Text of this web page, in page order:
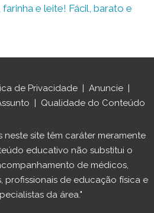
farinha e leite! Fácil, barato e
de Privacidade | Anuncie |
| Qualidade do Conteúdo
neste site têm caráter meramente
educativo não substitui o
de médicos,
profissionais de educação física e
da área."